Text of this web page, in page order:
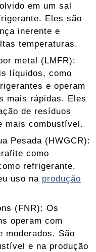
em um sal
Eles são
inerente e
temperaturas.
metal (LMFR):
líquidos, como
e operam
mais rápidas. Eles
de resíduos
mais combustível.
Pesada (HWGCR):
como
refrigerante.
uso na produção
(FNR): Os
operam com
moderados. São
e na produção